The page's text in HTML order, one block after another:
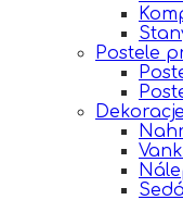
Postele